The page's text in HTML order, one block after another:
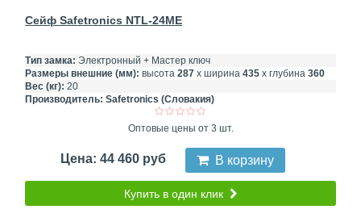
Сейф Safetronics NTL-24ME
Тип замка: Электронный + Мастер ключ
Размеры внешние (мм): высота 287 х ширина 435 х глубина 360
Вес (кг): 20
Производитель: Safetronics (Словакия)
Оптовые цены от 3 шт.
Цена: 44 460 руб В корзину
Купить в один клик